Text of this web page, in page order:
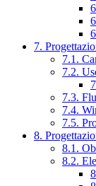
7.
7.1.
7.2.
7.3.
7.4.
7.5.
8.
8.1.
8.2.